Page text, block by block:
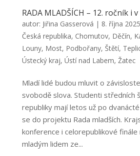
RADA MLADŠÍCH – 12. ročník i
autor: Jiřina Gasserová | 8. října 2025
Česká republika, Chomutov, Děčín,
Louny, Most, Podbořany, Štětí,
Ústecký kraj, Ústí nad Labem, Žatec
Mladí lidé budou mluvit o
svobodě slova. Studenti středních
republiky mají letos už po
se do projektu Rada mladších.
konference i celorepublikové finále
mladým lidem ze...